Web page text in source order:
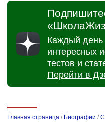
Каждый
интересных
тестов и
Перейти в
Главная страница / Биографии /